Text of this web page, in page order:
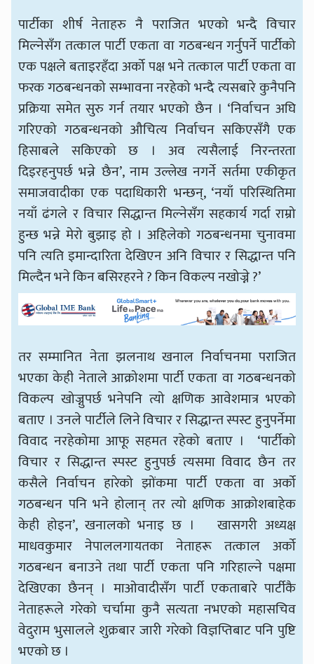
पार्टीका शीर्ष नेताहरु नै पराजित भएको भन्दै विचार
मिल्नेसँग तत्काल पार्टी एकता वा गठबन्धन गर्नुपर्ने पार्टीको
एक पक्षले बताइरहँदा अर्को पक्ष भने तत्काल पार्टी एकता वा
फरक गठबन्धनको सम्भावना नरहेको भन्दै त्यसबारे कुनैपनि
प्रक्रिया समेत सुरु गर्न तयार भएको छैन । ‘निर्वाचन अघि
गरिएको गठबन्धनको औचित्य निर्वाचन सकिएसँगै एक
हिसाबले सकिएको छ । अव त्यसैलाई निरन्तरता
दिइरहनुपर्छ भन्ने छैन’, नाम उल्लेख नगर्ने सर्तमा एकीकृत
समाजवादीका एक पदाधिकारी भन्छन्, ‘नयाँ परिस्थितिमा
नयाँ ढंगले र विचार सिद्धान्त मिल्नेसँग सहकार्य गर्दा राम्रो
हुन्छ भन्ने मेरो बुझाइ हो । अहिलेको गठबन्धनमा चुनावमा
पनि त्यति इमान्दारिता देखिएन अनि विचार र सिद्धान्त पनि
मिल्दैन भने किन बसिरहरने ? किन विकल्प नखोज्ने ?’
तर सम्मानित नेता झलनाथ खनाल निर्वाचनमा पराजित
भएका केही नेताले आक्रोशमा पार्टी एकता वा गठबन्धनको
विकल्प खोज्नुपर्छ भनेपनि त्यो क्षणिक आवेशमात्र भएको
बताए । उनले पार्टीले लिने विचार र सिद्धान्त स्पस्ट हुनुपर्नेमा
विवाद नरहेकोमा आफू सहमत रहेको बताए । ‘पार्टीको
विचार र सिद्धान्त स्पस्ट हुनुपर्छ त्यसमा विवाद छैन तर
कसैले निर्वाचन हारेको झोंकमा पार्टी एकता वा अर्को
गठबन्धन पनि भने होलान् तर त्यो क्षणिक आक्रोशबाहेक
केही होइन’, खनालको भनाइ छ । ​खासगरी अध्यक्ष
माधवकुमार नेपाललगायतका नेताहरू तत्काल अर्को
गठबन्धन बनाउने तथा पार्टी एकता पनि गरिहाल्ने पक्षमा
देखिएका छैनन् । माओवादीसँग पार्टी एकताबारे पार्टीकै
नेताहरूले गरेको चर्चामा कुनै सत्यता नभएको महासचिव
वेदुराम भुसालले शुक्रबार जारी गरेको विज्ञप्तिबाट पनि पुष्टि
भएको छ ।